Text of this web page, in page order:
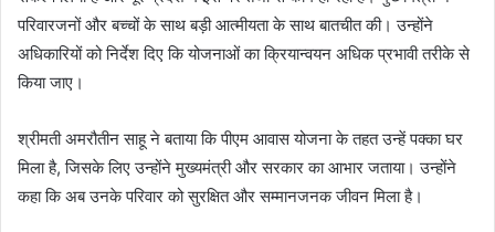
परिवारजनों और बच्चों के साथ बड़ी आत्मीयता के साथ बातचीत की। उन्होंने
अधिकारियों को निर्देश दिए कि योजनाओं का क्रियान्वयन अधिक प्रभावी तरीके से
किया जाए।
श्रीमती अमरौतीन साहू ने बताया कि पीएम आवास योजना के तहत उन्हें पक्का घर
मिला है, जिसके लिए उन्होंने मुख्यमंत्री और सरकार का आभार जताया। उन्होंने
कहा कि अब उनके परिवार को सुरक्षित और सम्मानजनक जीवन मिला है।